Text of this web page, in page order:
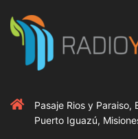
Pasaje Rios y Paraiso,
Puerto Iguazú,